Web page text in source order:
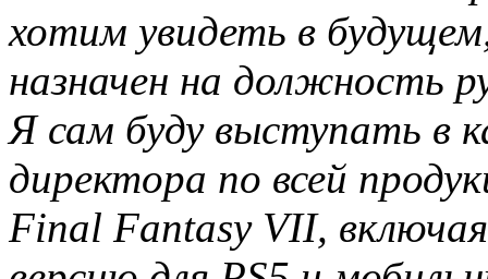
хотим увидеть в
назначен на должность
Я сам буду выступать в
директора по всей
Final Fantasy VII,